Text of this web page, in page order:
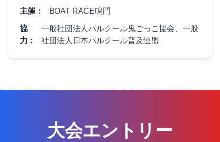
主催： BOAT RACE鳴門
協
力：
一般社団法人パルクール鬼ごっこ協会、一般
社団法人日本パルクール普及連盟
大会エントリー